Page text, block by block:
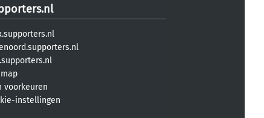
voorkeuren
instellingen